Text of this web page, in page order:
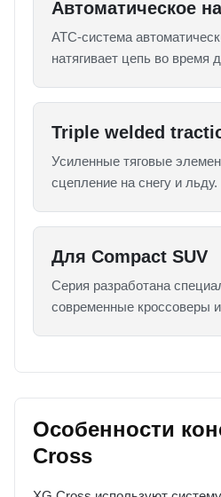
Автоматическое
ATC-система
натягивает цепь во время
Triple welded
Усиленные тяговые
сцепление на снегу и льду.
Для Compact SUV
Серия разработана
современные кроссоверы
Особенности
Cross